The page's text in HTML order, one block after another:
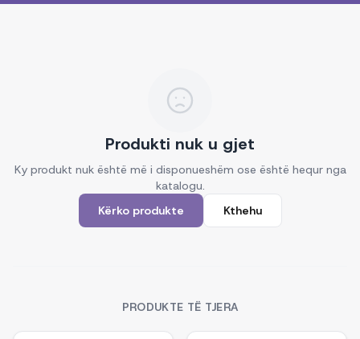
Produkti nuk u gjet
Ky produkt nuk është më i disponueshëm ose është hequr nga
katalogu.
Kërko produkte
Kthehu
PRODUKTE TË TJERA